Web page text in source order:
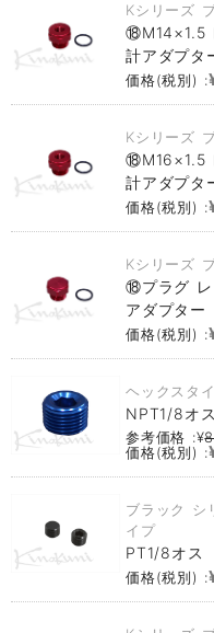
Kシリーズ
⑱M14×1.5
計アダプタ
価格(税別) :
Kシリーズ
⑱M16×1.5
計アダプタ
価格(税別) :
Kシリーズ
⑱プラグ レ
アダプター
価格(税別) :
ヘックスタ
NPT1/8オス
参考価格 :¥
価格(税別) :
ブラック シ
イプ
PT1/8オス
価格(税別) :